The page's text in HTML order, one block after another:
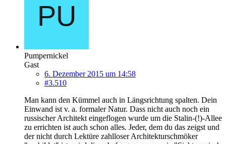
Pumpernickel
Gast
6. Dezember 2015 um 14:58
#3.510
Man kann den Kümmel auch in Längsrichtung spalten. Dein
Einwand ist v. a. formaler Natur. Dass nicht auch noch ein
russischer Architekt eingeflogen wurde um die Stalin-(!)-Allee
zu errichten ist auch schon alles. Jeder, dem du das zeigst und
der nicht durch Lektüre zahlloser Architekturschmöker